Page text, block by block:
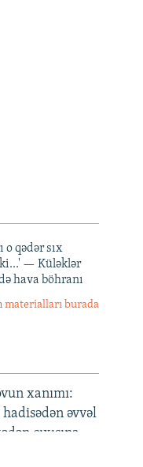
o qədər sıx
— Küləklər
hava böhranı
materialları burada
xanımı:
əvvəl
çıxışına